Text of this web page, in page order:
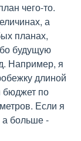
чего-то.
а
планах,
будущую
Например, я
длиной
бюджет по
Если я
больше -